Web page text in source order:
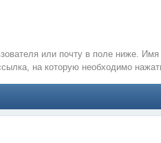
или почту в поле ниже. Имя
на которую необходимо